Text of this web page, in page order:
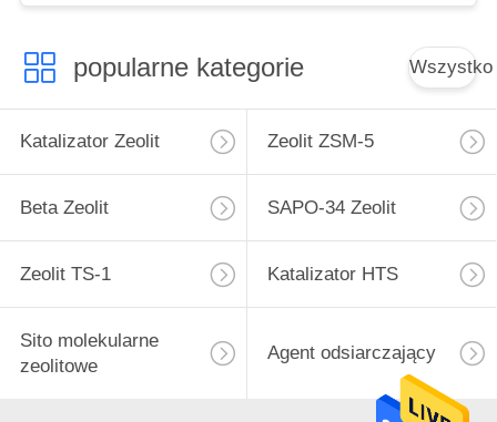
popularne kategorie Wszystko
Katalizator Zeolit Zeolit ​​ZSM-5
Beta Zeolit SAPO-34 Zeolit
Zeolit ​​TS-1 Katalizator HTS
Sito molekularne
zeolitowe
Agent odsiarczający